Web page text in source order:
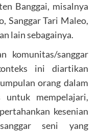
Banggai, misalnya
Sanggar Tari Maleo,
lain sebagainya.
komunitas/sanggar
ini diartikan
orang dalam
untuk mempelajari,
kesenian
seni yang